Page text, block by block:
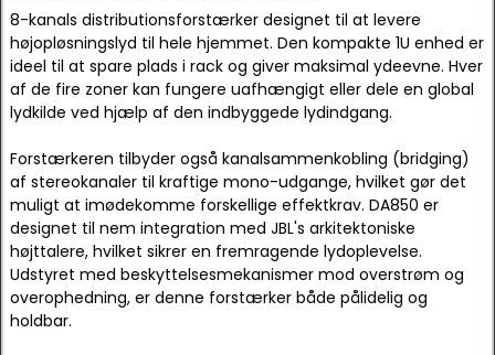
8-kanals distributionsforstærker designet til at levere
højopløsningslyd til hele hjemmet. Den kompakte 1U enhed er
ideel til at spare plads i rack og giver maksimal ydeevne. Hver
af de fire zoner kan fungere uafhængigt eller dele en global
lydkilde ved hjælp af den indbyggede lydindgang.
Forstærkeren tilbyder også kanalsammenkobling (bridging)
af stereokanaler til kraftige mono-udgange, hvilket gør det
muligt at imødekomme forskellige effektkrav. DA850 er
designet til nem integration med JBL's arkitektoniske
højttalere, hvilket sikrer en fremragende lydoplevelse.
Udstyret med beskyttelsesmekanismer mod overstrøm og
overophedning, er denne forstærker både pålidelig og
holdbar.